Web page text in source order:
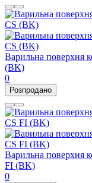
Варильна поверхня
(BK)
0
Розпродано
Варильна поверхня
FI (BK)
0